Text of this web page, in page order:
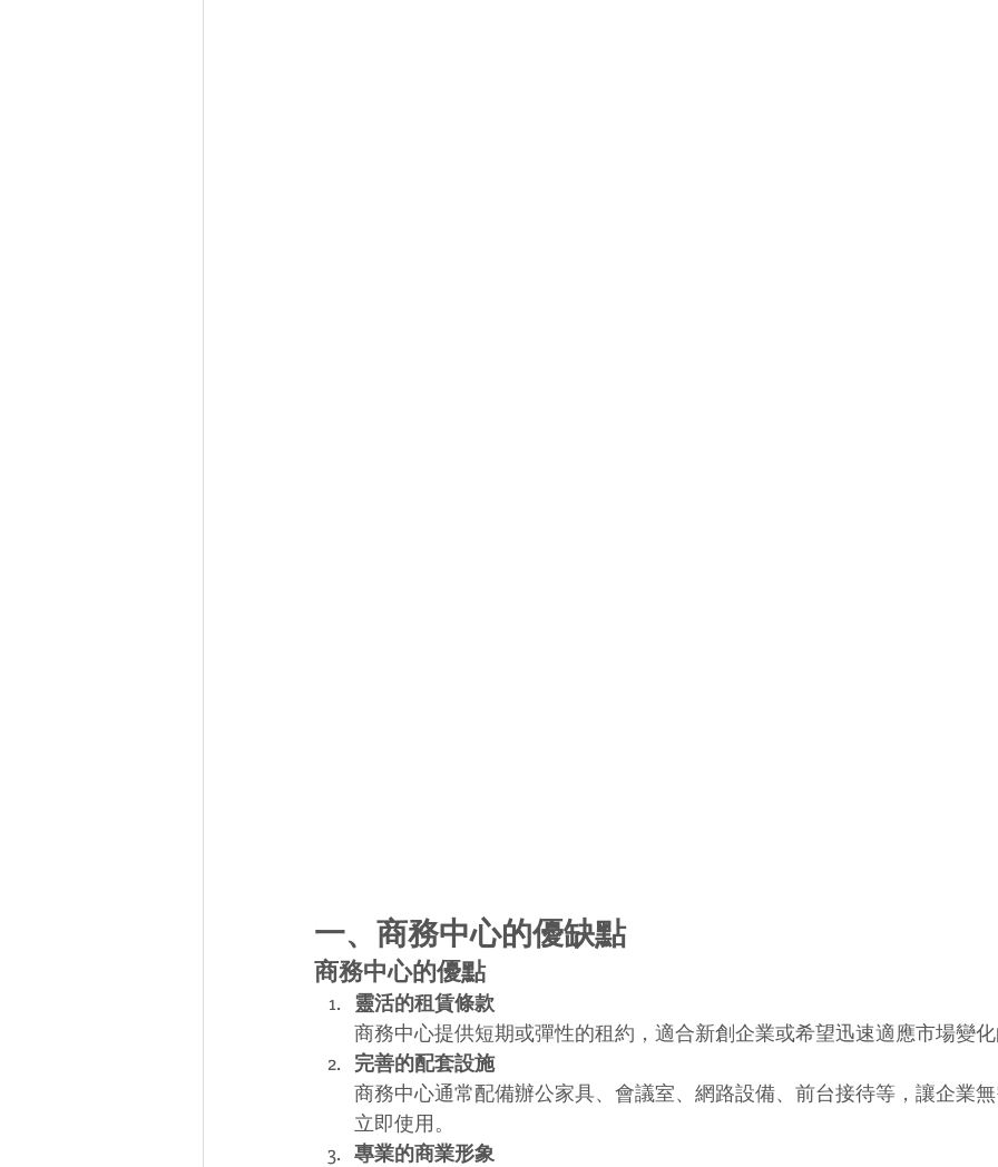
一、商務中心的優缺點
商務中心的優點
靈活的租賃條款
商務中心提供短期或彈性的租約，適合新創企業或希望迅速適應市場變
完善的配套設施
商務中心通常配備辦公家具、會議室、網路設備、前台接待等，讓企業
立即使用。
專業的商業形象